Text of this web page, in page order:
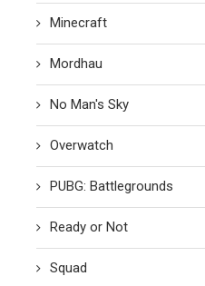
Minecraft
Mordhau
No Man's Sky
Overwatch
PUBG: Battlegrounds
Ready or Not
Squad